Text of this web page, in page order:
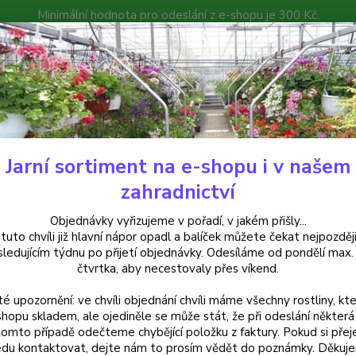
Minimální hodnota pro odeslání z e-shopu je 300 Kč.
můžete čekat nejpozději v následujícím týdnu po přijetí
Poradna Kontakty
Hledat
Okrasné keře Agapanthus – Ethels Joy - 1083D
– Ethels Joy - 1083D
které
se
Jarní sortiment na e-shopu i v našem
zahradnictví
Objednávky vyřizujeme v pořadí, v jakém přišly...
chvíli již hlavní nápor opadl a balíček můžete čekat
týdnu po přijetí objednávky. Odesíláme od pondělí
čtvrtka, aby necestovaly přes víkend.
upozornění: ve chvíli objednání chvíli máme všechny rostliny,
skladem, ale ojediněle se může stát, že při odeslání
případě odečteme chybějící položku z faktury. Pokud si
kontaktovat, dejte nám to prosím vědět do poznámky.